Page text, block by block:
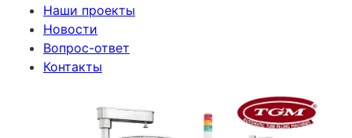
Наши проекты
Новости
Вопрос-ответ
Контакты